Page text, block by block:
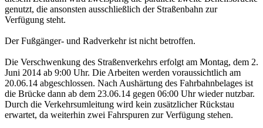
genutzt, die ansonsten ausschließlich der Straßenbahn zur
Verfügung steht.
Der Fußgänger- und Radverkehr ist nicht betroffen.
Die Verschwenkung des Straßenverkehrs erfolgt am Montag, dem 2.
Juni 2014 ab 9:00 Uhr. Die Arbeiten werden voraussichtlich am
20.06.14 abgeschlossen. Nach Aushärtung des Fahrbahnbelages ist
die Brücke dann ab dem 23.06.14 gegen 06:00 Uhr wieder nutzbar.
Durch die Verkehrsumleitung wird kein zusätzlicher Rückstau
erwartet, da weiterhin zwei Fahrspuren zur Verfügung stehen.